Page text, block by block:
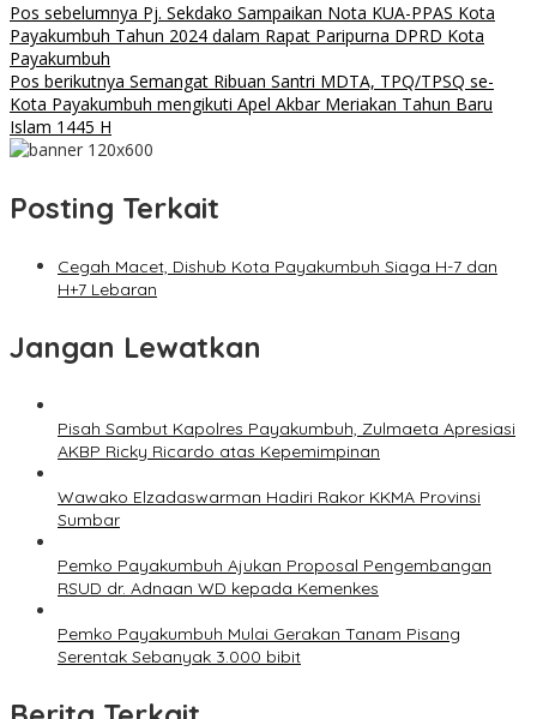
Pos sebelumnya Pj. Sekdako Sampaikan Nota KUA-PPAS Kota
Payakumbuh Tahun 2024 dalam Rapat Paripurna DPRD Kota
Payakumbuh
Pos berikutnya Semangat Ribuan Santri MDTA, TPQ/TPSQ se-
Kota Payakumbuh mengikuti Apel Akbar Meriakan Tahun Baru
Islam 1445 H
Posting Terkait
Cegah Macet, Dishub Kota Payakumbuh Siaga H-7 dan
H+7 Lebaran
Jangan Lewatkan
Pisah Sambut Kapolres Payakumbuh, Zulmaeta Apresiasi
AKBP Ricky Ricardo atas Kepemimpinan
Wawako Elzadaswarman Hadiri Rakor KKMA Provinsi
Sumbar
Pemko Payakumbuh Ajukan Proposal Pengembangan
RSUD dr. Adnaan WD kepada Kemenkes
Pemko Payakumbuh Mulai Gerakan Tanam Pisang
Serentak Sebanyak 3.000 bibit